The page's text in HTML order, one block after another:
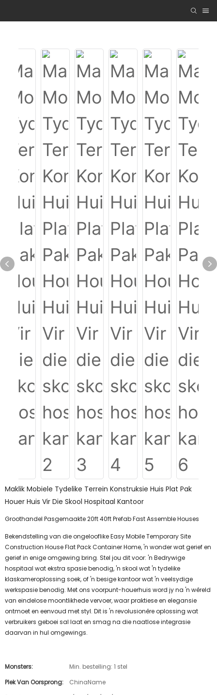
Maklik Mobiele Tydelike Terrein Konstruksie Huis Plat Pak
Houer Huis Vir Die Skool Hospitaal Kantoor
Groothandel Pasgemaakte 20ft 40ft Prefab Fast Assemble Houses
Bekendstelling van die ongelooflike Easy Mobile Temporary Site
Construction House Flat Pack Container Home, 'n wonder wat gerief en
gerief in enige omgewing bring. Stel jou dit voor: 'n Bedrywige
hospitaal wat ekstra spasie benodig, 'n skool wat 'n tydelike
klaskameroplossing soek, of 'n besige kantoor wat 'n veelsydige
werkspasie benodig. Met ons voorpunt-houerhuis word jy na 'n wêreld
van eindelose moontlikhede vervoer, waar praktiese en elegansie
ontmoet en eenvoud met styl. Dit is 'n revolusionêre oplossing wat
verbruikers geboei sal laat en smag na die naatlose integrasie
daarvan in hul omgewings.
Monsters:
Min. bestelling: 1 stel
Plek Van Oorsprong:
ChinaName